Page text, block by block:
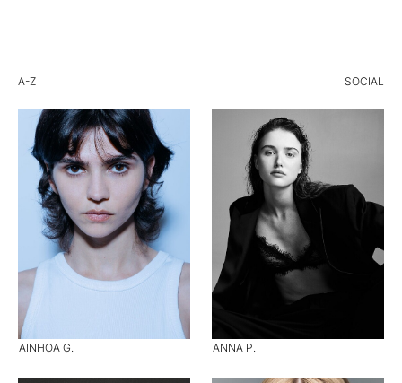
A-Z SOCIAL
AINHOA G. ANNA P.